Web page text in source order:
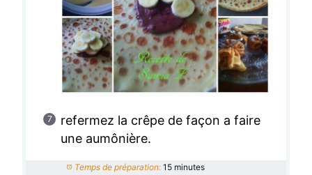
refermez la crêpe de façon a faire
une aumônière.
Temps de préparation: 15 minutes